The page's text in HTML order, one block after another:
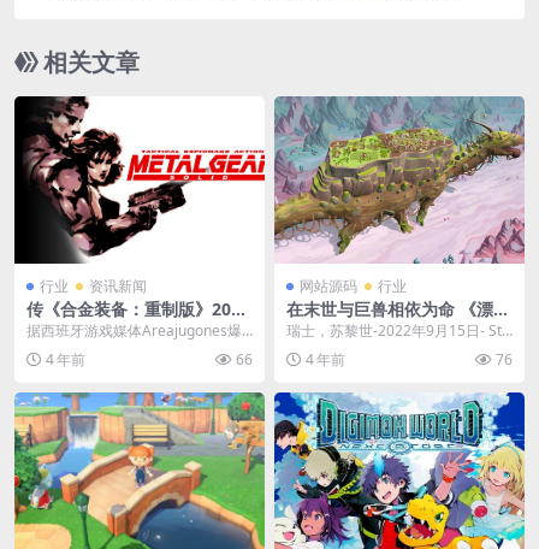
相关文章
行业 资讯新闻
传《合金装备：重制版》2023
年5月前公开
据西班牙游戏媒体Areajugones爆
料，《合金装备：重制版》公布在
即。此前A...
4 年前 66
网站源码 行业
在末世与巨兽相依为命 《漂泊
牧歌》开启抢先体验
瑞士，苏黎世-2022年9月15日- Str
ay Fawn Studio正式宣布...
4 年前 76